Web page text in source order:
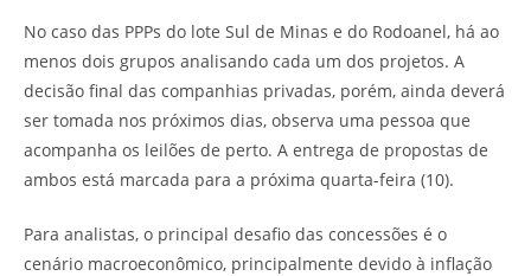
No caso das PPPs do lote Sul de Minas e do Rodoanel, há ao
menos dois grupos analisando cada um dos projetos. A
decisão final das companhias privadas, porém, ainda deverá
ser tomada nos próximos dias, observa uma pessoa que
acompanha os leilões de perto. A entrega de propostas de
ambos está marcada para a próxima quarta-feira (10).
Para analistas, o principal desafio das concessões é o
cenário macroeconômico, principalmente devido à inflação